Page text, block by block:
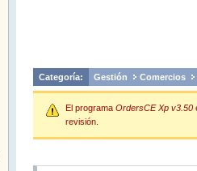
Categoría: Gestión Comercios
El programa OrdersCE Xp v3.50
revisión.